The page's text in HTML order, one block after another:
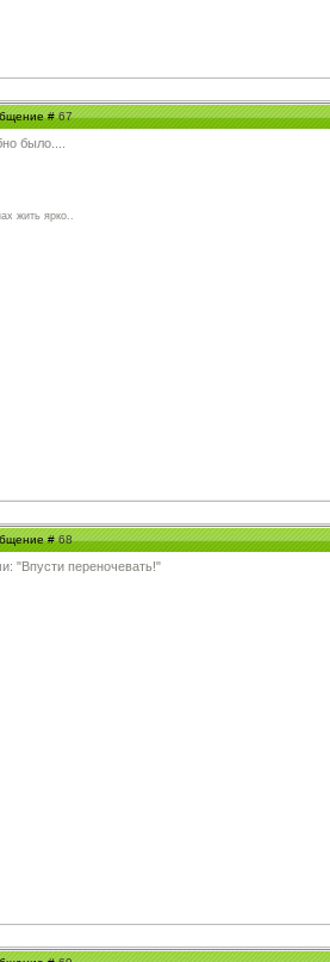
#67
было....
жить ярко..
#68
"Впусти переночевать!"